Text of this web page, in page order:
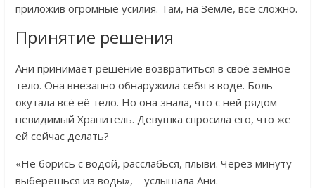
приложив огромные усилия. Там, на Земле, всё сложно.
Принятие решения
Ани принимает решение возвратиться в своё земное
тело. Она внезапно обнаружила себя в воде. Боль
окутала всё её тело. Но она знала, что с ней рядом
невидимый Хранитель. Девушка спросила его, что же
ей сейчас делать?
«Не борись с водой, расслабься, плыви. Через минуту
выберешься из воды», – услышала Ани.